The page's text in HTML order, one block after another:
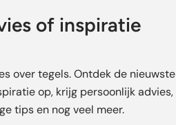
of inspiratie
over tegels. Ontdek de nieuwste
op, krijg persoonlijk advies,
tips en nog veel meer.